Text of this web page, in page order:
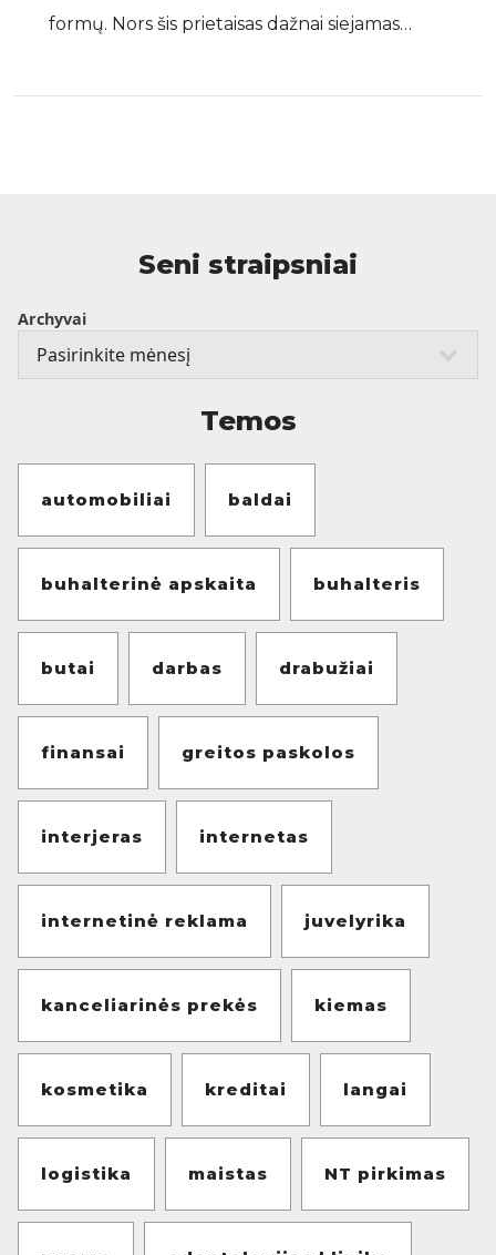
formų. Nors šis prietaisas dažnai siejamas…
Seni straipsniai
Archyvai
Temos
automobiliai baldai
buhalterinė apskaita buhalteris
butai darbas drabužiai
finansai greitos paskolos
interjeras internetas
internetinė reklama juvelyrika
kanceliarinės prekės kiemas
kosmetika kreditai langai
logistika maistas NT pirkimas